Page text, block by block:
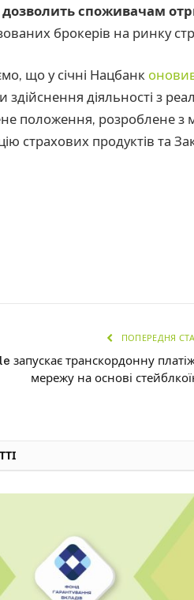
дозволить споживачам
брокерів на ринку
що у січні Нацбанк
здійснення діяльності з
положення, розроблене
страхових продуктів та
ПОПЕРЕДНЯ
запускає транскордонну
мережу на основі